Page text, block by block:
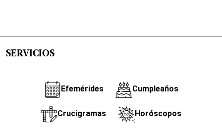
SERVICIOS
Efemérides Cumpleaños
Crucigramas Horóscopos